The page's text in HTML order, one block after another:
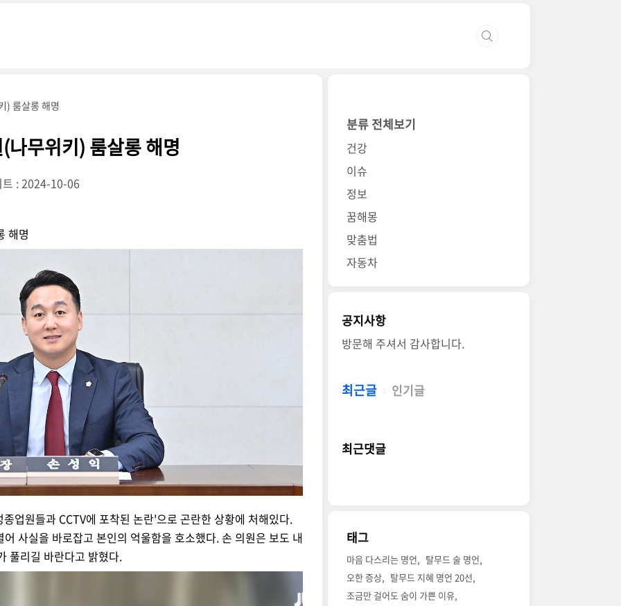
) 룸살롱 해명
나무위키) 룸살롱 해명
트 : 2024-10-06
해명
업원들과 CCTV에 포착된 논란'으로 곤란한 상황에 처해있다.
사실을 바로잡고 본인의 억울함을 호소했다. 손 의원은 보도 내
풀리길 바란다고 밝혔다.
분류 전체보기
건강
이슈
정보
꿈해몽
맞춤법
자동차
공지사항
방문해 주셔서 감사합니다.
최근글 인기글
최근댓글
태그
마음 다스리는 명언
탈무드 술 명언
오한 증상
탈무드 지혜 명언 20선
조금만 걸어도 숨이 가쁜 이유